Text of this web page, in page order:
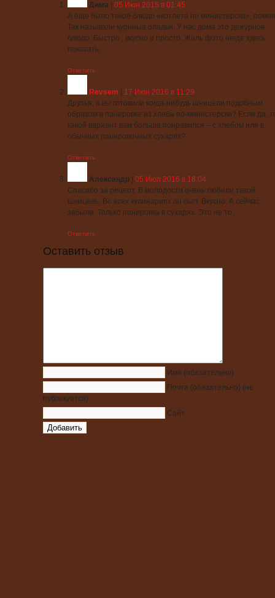
Дима
05 Июн 2015 в 01:45
А еще было такое блюдо «котлета по министерски»,
Так называли куриные оладьи. У нас дома это дежурное
блюдо. Быстро , вкусно и просто. Жаль фото негде здесь
показать.
Ответить
Revsem
17 Июн 2016 в 11:29
Друзья, а вы готовили когда-нибудь шницели подобным
образом в панировке из хлеба по-министерски? Если да,
какой вариант вам больше понравился – с хлебом или в
обычных панировочных сухарях?
Ответить
Александр
05 Июл 2016 в 18:04
Спасибо за рецепт. В молодости очень любили такой
шницель. Во всех кулинариях он был. Вкусно. А сейчас
забыли. Только панировка в сухарях. Это не то.
Ответить
Оставить отзыв
Имя (обязательно)
Почта (обязательно) (не
публикуется)
Сайт